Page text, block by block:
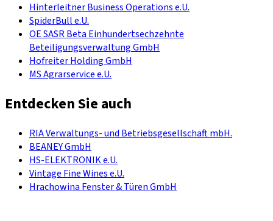
Hinterleitner Business Operations e.U.
SpiderBull e.U.
OE SASR Beta Einhundertsechzehnte
Beteiligungsverwaltung GmbH
Hofreiter Holding GmbH
MS Agrarservice e.U.
Entdecken Sie auch
RIA Verwaltungs- und Betriebsgesellschaft mbH.
BEANEY GmbH
HS-ELEKTRONIK e.U.
Vintage Fine Wines e.U.
Hrachowina Fenster & Türen GmbH